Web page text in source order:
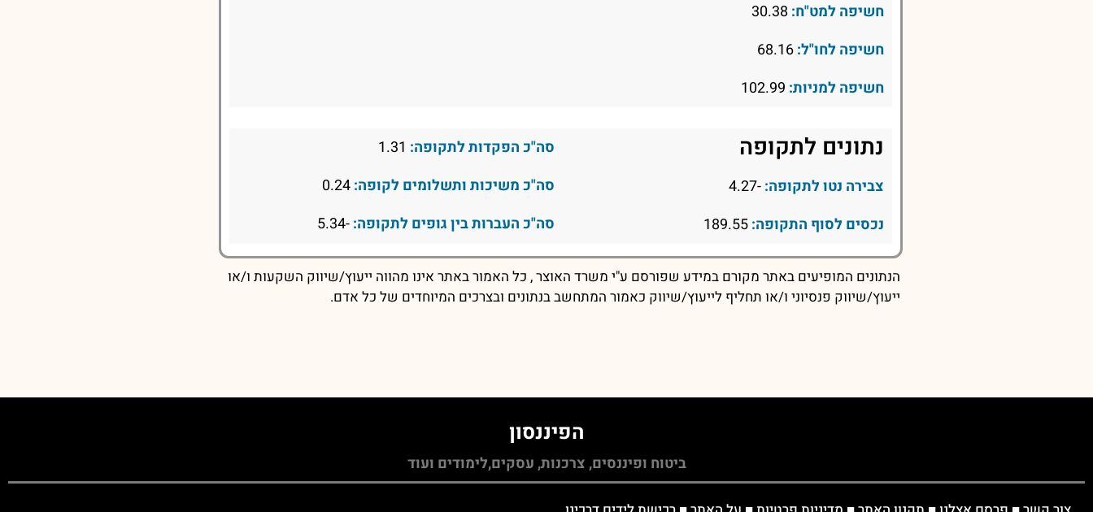
חשיפה למט"ח:
חשיפה לחו"ל:
חשיפה למניות:
נתונים לתקופה
צבירה נטו לתקופה:-4.27
נכסים לסוף התקופה:
סה"כ הפקדות לתקופה:
סה"כ משיכות ותשלומים לקופה:0.24
סה"כ העברות בין גופים לתקופה:-5.34
הנתונים המופיעים באתר מקורם במידע שפורסם ע"י משרד האוצר , כל האמור באתר אינו מהווה ייעוץ/שיווק השקעות ו/או
ייעוץ/שיווק פנסיוני ו/או תחליף לייעוץ/שיווק כאמור המתחשב בנתונים ובצרכים המיוחדים של כל אדם.
הפיננסון
ביטוח ופיננסים, צרכנות, עסקים,לימודים ועוד